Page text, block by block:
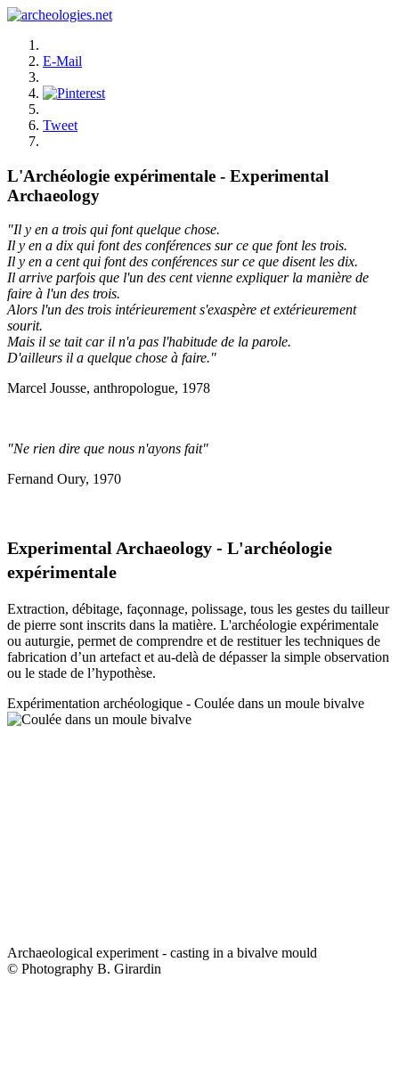
E-Mail
Tweet
L'Archéologie expérimentale - Experimental
Archaeology
"Il y en a trois qui font quelque chose.
Il y en a dix qui font des conférences sur ce que font les trois.
Il y en a cent qui font des conférences sur ce que disent les dix.
Il arrive parfois que l'un des cent vienne expliquer la manière de
faire à l'un des trois.
Alors l'un des trois intérieurement s'exaspère et extérieurement
sourit.
Mais il se tait car il n'a pas l'habitude de la parole.
D'ailleurs il a quelque chose à faire."
Marcel Jousse, anthropologue, 1978
"Ne rien dire que nous n'ayons fait"
Fernand Oury, 1970
Experimental Archaeology - L'archéologie
expérimentale
Extraction, débitage, façonnage, polissage, tous les gestes du tailleur
de pierre sont inscrits dans la matière. L'archéologie expérimentale
ou auturgie, permet de comprendre et de restituer les techniques de
fabrication d’un artefact et au-delà de dépasser la simple observation
ou le stade de l’hypothèse.
Expérimentation archéologique - Coulée dans un moule bivalve
Archaeological experiment - casting in a bivalve mould
© Photography B. Girardin